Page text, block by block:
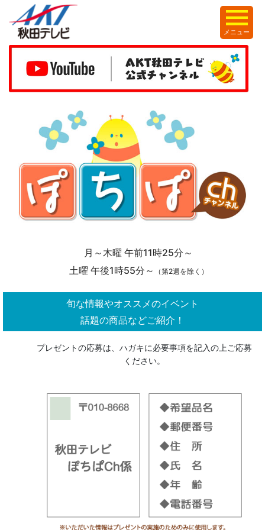
メニュー
月～木曜 午前11時25分～
土曜 午後1時55分～
（第2週を除く）
旬な情報やオススメのイベント
話題の商品などご紹介！
プレゼントの応募は、ハガキに必要事項を記入の上ご応募
ください。